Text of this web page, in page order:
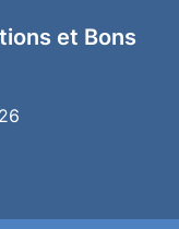
et Bons